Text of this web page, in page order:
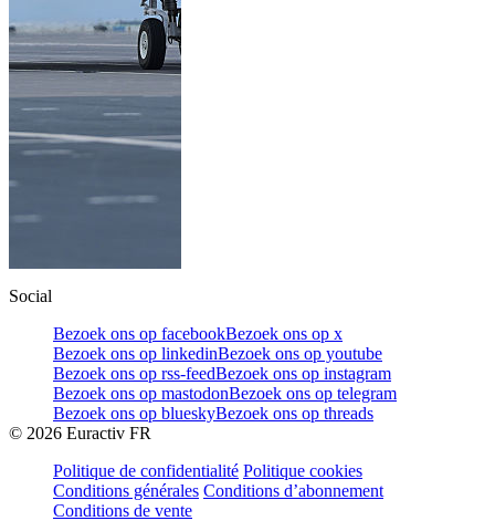
Social
Bezoek ons op facebookBezoek ons op x
Bezoek ons op linkedinBezoek ons op youtube
Bezoek ons op rss-feedBezoek ons op instagram
Bezoek ons op mastodonBezoek ons op telegram
Bezoek ons op blueskyBezoek ons op threads
© 2026 Euractiv FR
Politique de confidentialité Politique cookies
Conditions générales Conditions d’abonnement
Conditions de vente